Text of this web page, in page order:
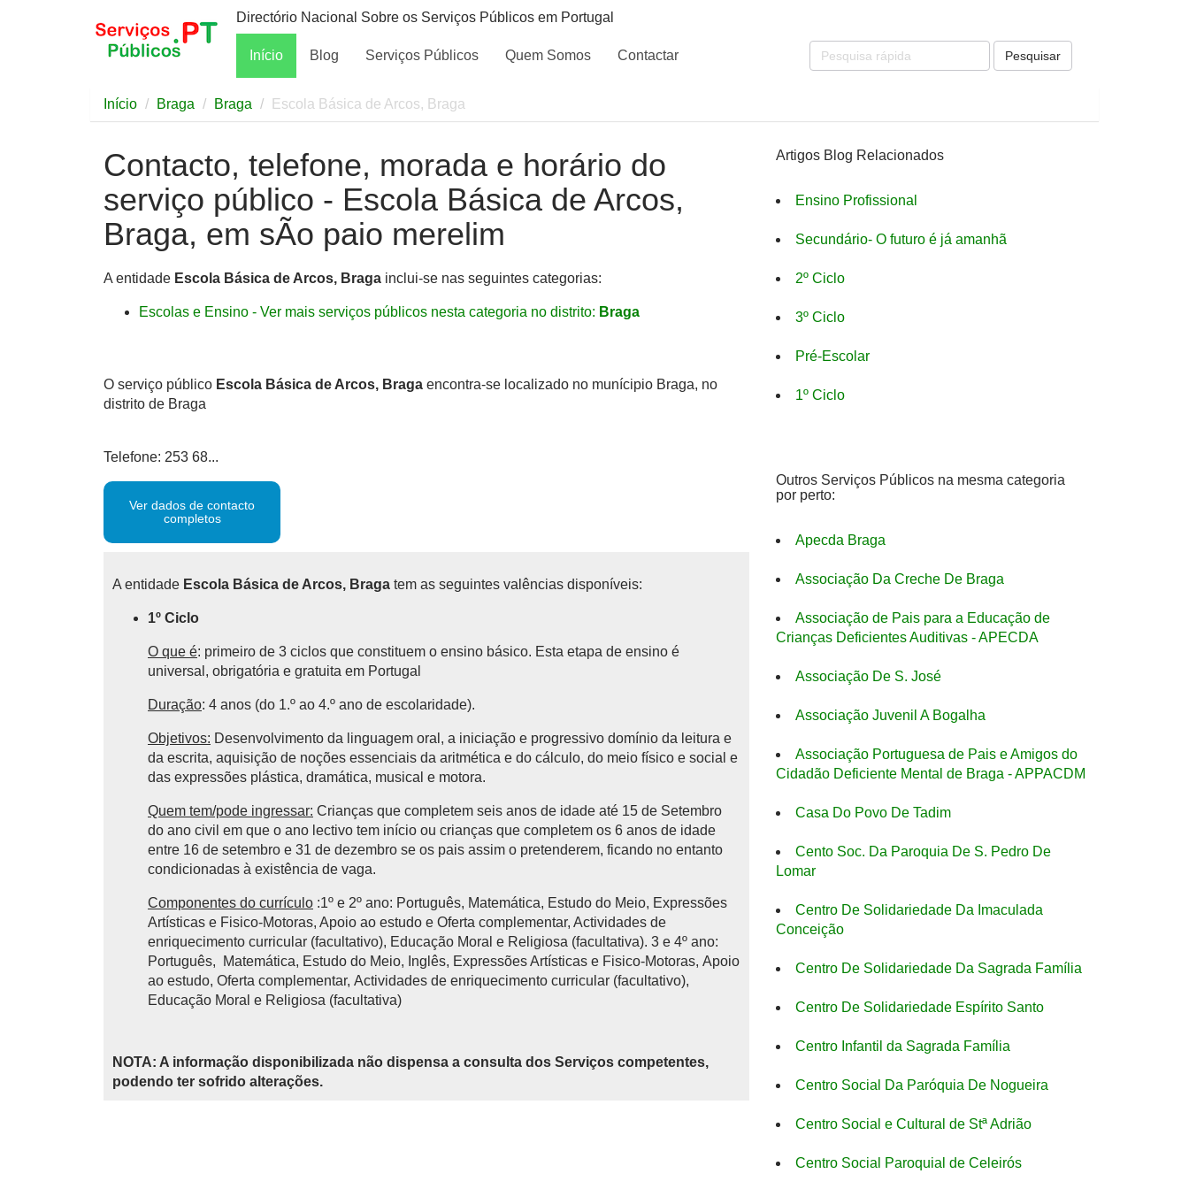
Directório Nacional Sobre os Serviços Públicos em Portugal
Início Blog Serviços Públicos Quem Somos Contactar Pesquisar
Início Braga Braga Escola Básica de Arcos, Braga
Contacto, telefone, morada e horário do
serviço público - Escola Básica de Arcos,
Braga, em sÃo paio merelim
A entidade Escola Básica de Arcos, Braga inclui-se nas seguintes categorias:
Escolas e Ensino - Ver mais serviços públicos nesta categoria no distrito: Braga
O serviço público Escola Básica de Arcos, Braga encontra-se localizado no munícipio Braga, no
distrito de Braga
Telefone: 253 68...
Ver dados de contacto
completos
A entidade Escola Básica de Arcos, Braga tem as seguintes valências disponíveis:
1º Ciclo
O que é: primeiro de 3 ciclos que constituem o ensino básico. Esta etapa de ensino é
universal, obrigatória e gratuita em Portugal
Duração: 4 anos (do 1.º ao 4.º ano de escolaridade).
Objetivos: Desenvolvimento da linguagem oral, a iniciação e progressivo domínio da leitura e
da escrita, aquisição de noções essenciais da aritmética e do cálculo, do meio físico e social e
das expressões plástica, dramática, musical e motora.
Quem tem/pode ingressar: Crianças que completem seis anos de idade até 15 de Setembro
do ano civil em que o ano lectivo tem início ou crianças que completem os 6 anos de idade
entre 16 de setembro e 31 de dezembro se os pais assim o pretenderem, ficando no entanto
condicionadas à existência de vaga.
Componentes do currículo :1º e 2º ano: Português, Matemática, Estudo do Meio, Expressões
Artísticas e Fisico-Motoras, Apoio ao estudo e Oferta complementar, Actividades de
enriquecimento curricular (facultativo), Educação Moral e Religiosa (facultativa). 3 e 4º ano:
Português, Matemática, Estudo do Meio, Inglês, Expressões Artísticas e Fisico-Motoras, Apoio
ao estudo, Oferta complementar, Actividades de enriquecimento curricular (facultativo),
Educação Moral e Religiosa (facultativa)
NOTA: A informação disponibilizada não dispensa a consulta dos Serviços competentes,
podendo ter sofrido alterações.
Artigos Blog Relacionados
Ensino Profissional
Secundário- O futuro é já amanhã
2º Ciclo
3º Ciclo
Pré-Escolar
1º Ciclo
Outros Serviços Públicos na mesma categoria
por perto:
Apecda Braga
Associação Da Creche De Braga
Associação de Pais para a Educação de
Crianças Deficientes Auditivas - APECDA
Associação De S. José
Associação Juvenil A Bogalha
Associação Portuguesa de Pais e Amigos do
Cidadão Deficiente Mental de Braga - APPACDM
Casa Do Povo De Tadim
Cento Soc. Da Paroquia De S. Pedro De
Lomar
Centro De Solidariedade Da Imaculada
Conceição
Centro De Solidariedade Da Sagrada Família
Centro De Solidariedade Espírito Santo
Centro Infantil da Sagrada Família
Centro Social Da Paróquia De Nogueira
Centro Social e Cultural de Stª Adrião
Centro Social Paroquial de Celeirós